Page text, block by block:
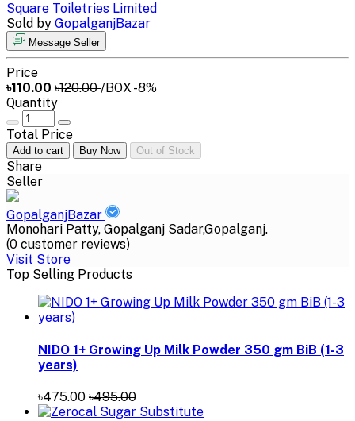
Square Toiletries Limited
Sold by GopalganjBazar
Message Seller
Price
৳110.00 ৳120.00/BOX -8%
Quantity
Total Price
Add to cart Buy Now Out of Stock
Share
Seller
GopalganjBazar
Monohari Patty, Gopalganj Sadar,Gopalganj.
(0 customer reviews)
Visit Store
Top Selling Products
NIDO 1+ Growing Up Milk Powder 350 gm BiB (1-3
years)
৳475.00 ৳495.00